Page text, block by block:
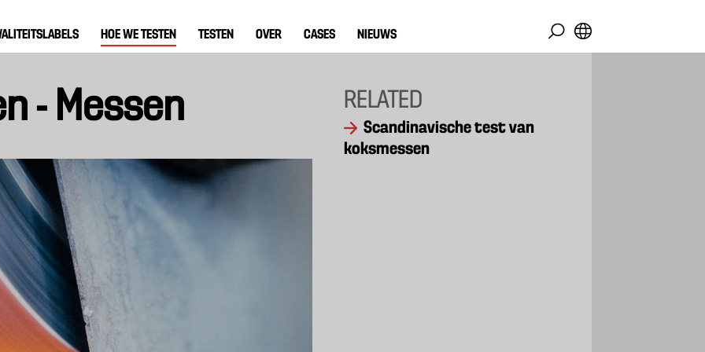
HOE WE TESTEN TESTEN OVER CASES NIEUWS
- Messen RELATED
Scandinavische test van
koksmessen